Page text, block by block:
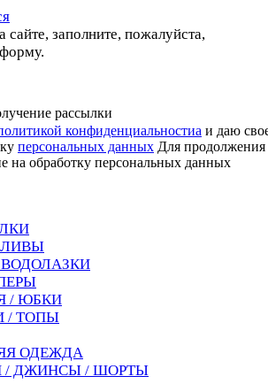
сайте, заполните, пожалуйста,
рассылки
конфиденциальностиa и даю
персональных данных Для продолжения
на обработку персональных данных
/ ЮБКИ
/ ТОПЫ
ОДЕЖДА
/ ДЖИНСЫ / ШОРТЫ